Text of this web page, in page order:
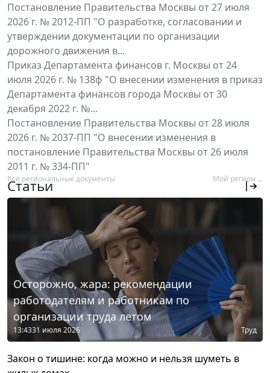
Постановление Правительства Москвы от 27 июля
2026 г. № 2012-ПП "О разработке, согласовании и
утверждении документации по организации
дорожного движения в...
Приказ Департамента финансов г. Москвы от 24
июля 2026 г. № 138ф "О внесении изменения в приказ
Департамента финансов города Москвы от 30
декабря 2022 г. №...
Постановление Правительства Москвы от 28 июля
2026 г. № 2037-ПП "О внесении изменения в
постановление Правительства Москвы от 26 июля
2011 г. № 334-ПП"
Все региональные документы Мой регион ...
Статьи
Осторожно, жара: рекомендации
работодателям и работникам по
организации труда летом
13:4331 июля 2026 Труд
Закон о тишине: когда можно и нельзя шуметь в